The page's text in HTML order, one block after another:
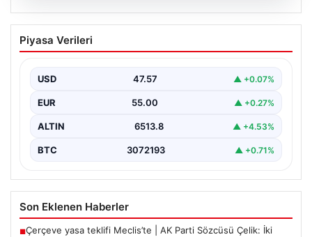
05.08.2026
Mersin’de Domates Konservesi
Patlaması: Bebek Yanıklarla Mücadele
19 Eylül 2023 tarihinde Mersin'in Çakır ailesi korku dolu
Piyasa Verileri
USD 47.57 ▲ +0.07%
EUR 55.00 ▲ +0.27%
ALTIN 6513.8 ▲ +4.53%
BTC 3072193 ▲ +0.71%
Son Eklenen Haberler
■Çerçeve yasa teklifi Meclis’te | AK Parti Sözcüsü Çelik: İki